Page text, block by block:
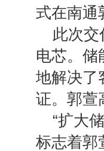
式在南通
此次
电芯。储
地解决了
证。郭萱
“扩大
标志着郭